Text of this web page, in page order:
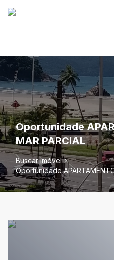
Oportunidade
MAR PARCIAL
Buscar imóvel
Oportunidade